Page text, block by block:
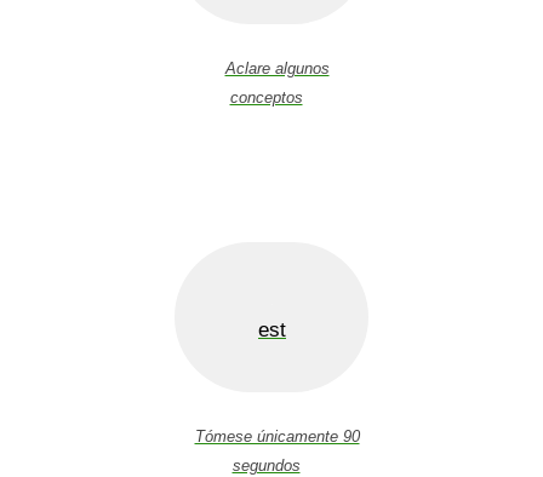
Aclare algunos
conceptos
est
Tómese únicamente 90
segundos